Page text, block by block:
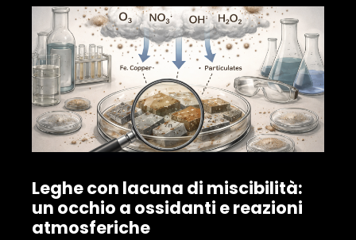
Leghe con lacuna di miscibilità:
un occhio a ossidanti e reazioni
atmosferiche